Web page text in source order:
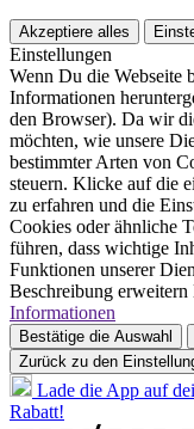
Akzeptiere alles
Einstellungen
Wenn Du die Webseite
Informationen
den Browser). Da wir
möchten, wie unsere
bestimmter Arten von
steuern. Klicke auf die
zu erfahren und die
Cookies oder ähnliche
führen, dass wichtige
Funktionen unserer
Beschreibung erweitern
Informationen
Bestätige die Auswahl
Zurück zu den
Lade die App auf
Rabatt!